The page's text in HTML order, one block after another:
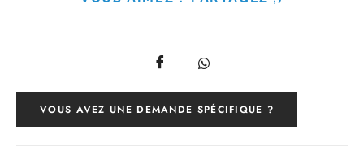
VOUS AVEZ UNE DEMANDE SPÉCIFIQUE ?